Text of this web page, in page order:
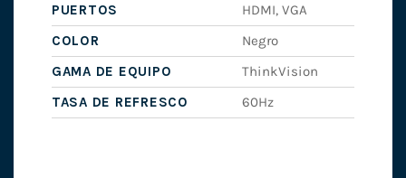
PUERTOS
HDMI, VGA
COLOR
Negro
GAMA DE EQUIPO
ThinkVision
TASA DE REFRESCO
60Hz